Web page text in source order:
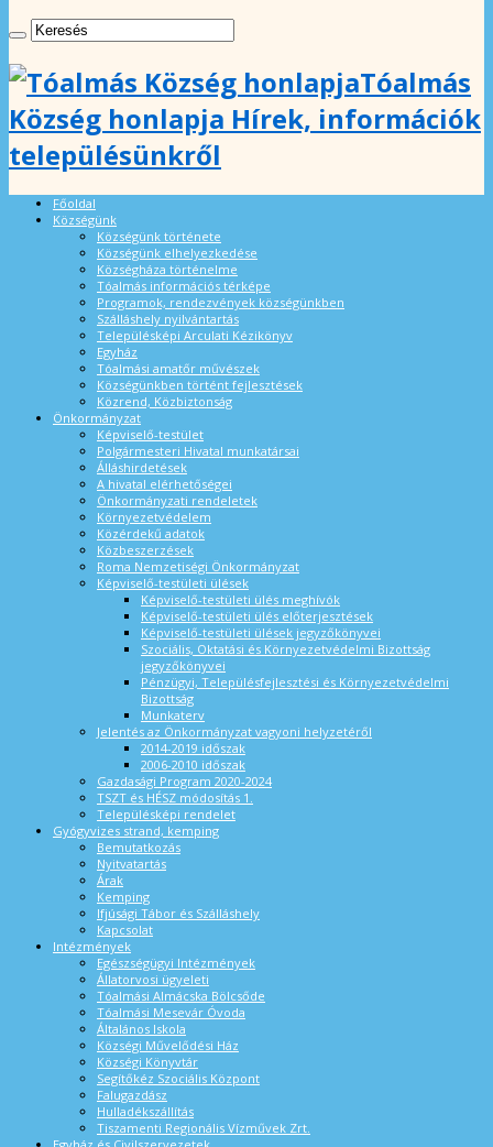
Tóalmás
Község honlapja Hírek, információk
településünkről
Főoldal
Községünk
Községünk története
Községünk elhelyezkedése
Községháza történelme
Tóalmás információs térképe
Programok, rendezvények községünkben
Szálláshely nyilvántartás
Településképi Arculati Kézikönyv
Egyház
Tóalmási amatőr művészek
Községünkben történt fejlesztések
Közrend, Közbiztonság
Önkormányzat
Képviselő-testület
Polgármesteri Hivatal munkatársai
Álláshirdetések
A hivatal elérhetőségei
Önkormányzati rendeletek
Környezetvédelem
Közérdekű adatok
Közbeszerzések
Roma Nemzetiségi Önkormányzat
Képviselő-testületi ülések
Képviselő-testületi ülés meghívók
Képviselő-testületi ülés előterjesztések
Képviselő-testületi ülések jegyzőkönyvei
Szociális, Oktatási és Környezetvédelmi Bizottság
jegyzőkönyvei
Pénzügyi, Településfejlesztési és Környezetvédelmi
Bizottság
Munkaterv
Jelentés az Önkormányzat vagyoni helyzetéről
2014-2019 időszak
2006-2010 időszak
Gazdasági Program 2020-2024
TSZT és HÉSZ módosítás 1.
Településképi rendelet
Gyógyvizes strand, kemping
Bemutatkozás
Nyitvatartás
Árak
Kemping
Ifjúsági Tábor és Szálláshely
Kapcsolat
Intézmények
Egészségügyi Intézmények
Állatorvosi ügyeleti
Tóalmási Almácska Bölcsőde
Tóalmási Mesevár Óvoda
Általános Iskola
Községi Művelődési Ház
Községi Könyvtár
Segítőkéz Szociális Központ
Falugazdász
Hulladékszállítás
Tiszamenti Regionális Vízművek Zrt.